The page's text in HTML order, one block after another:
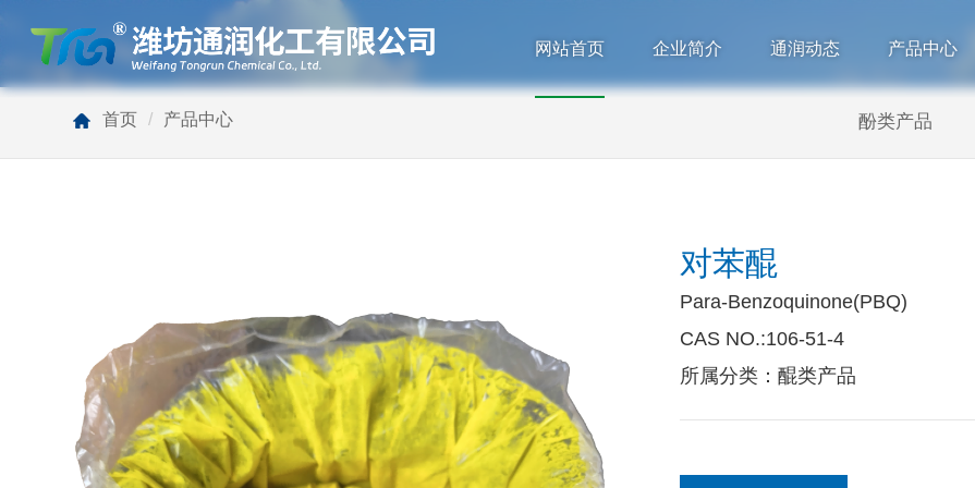
网站首页 企业简介 通润动态 产品中心
首页 / 产品中心 酚类产品
对苯醌
Para-Benzoquinone(PBQ)
CAS NO.:106-51-4
所属分类：醌类产品